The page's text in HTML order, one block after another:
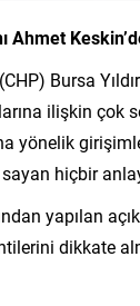
Ahmet
Bursa
ilişkin çok
yönelik
hiçbir
yapılan
dikkate